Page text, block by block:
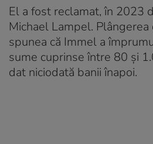
El a fost reclamat, în 2023
Michael Lampel.
spunea că Immel a
sume cuprinse între 80 și
dat niciodată banii înapoi.